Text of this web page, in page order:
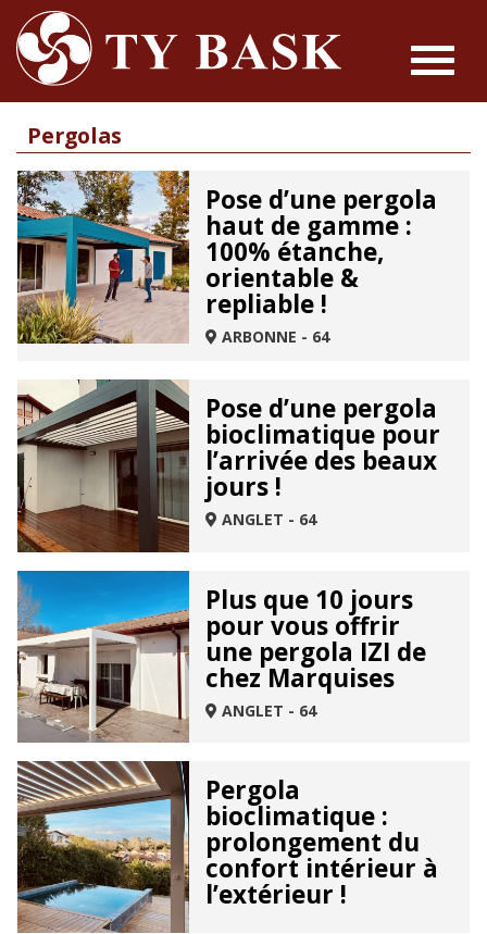
Toggle
Pergolas
Pose d’une pergola
haut de gamme :
100% étanche,
orientable &
repliable !
ARBONNE - 64
Pose d’une pergola
bioclimatique pour
l’arrivée des beaux
jours !
ANGLET - 64
Plus que 10 jours
pour vous offrir
une pergola IZI de
chez Marquises
ANGLET - 64
Pergola
bioclimatique :
prolongement du
confort intérieur à
l’extérieur !